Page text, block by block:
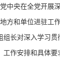
中央在全党开展
方和单位进驻工作
对深入学习贯
作安排和具体